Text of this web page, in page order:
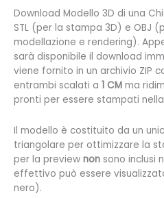
Download Modello 3D di una
STL (per la stampa 3D) e OBJ
modellazione e rendering).
sarà disponibile il download
viene fornito in un archivio ZIP
entrambi scalati a 1 CM ma
pronti per essere stampati
Il modello è costituito da un
triangolare per ottimizzare la
per la preview non sono inclusi
effettivo può essere
nero).